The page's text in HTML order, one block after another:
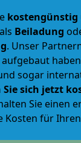
kostengünstig
Beiladung
. Unser
sogar
Sie sich jetzt
Sie einen
Kosten für